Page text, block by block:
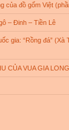
của đồ gốm Việt
– Đinh – Tiền Lê
gia: “Rồng đá”
CỦA VUA GIA LONG